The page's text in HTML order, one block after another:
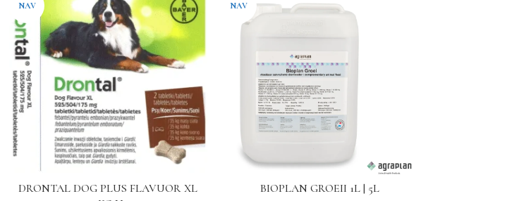
NAV
DRONTAL DOG PLUS FLAVUOR XL
NAV
BIOPLAN GROEII 1L | 5L